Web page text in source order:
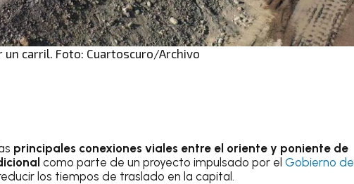
un carril. Foto: Cuartoscuro/Archivo
principales conexiones viales entre el oriente y poniente de
como parte de un proyecto impulsado por el Gobierno de
los tiempos de traslado en la capital.